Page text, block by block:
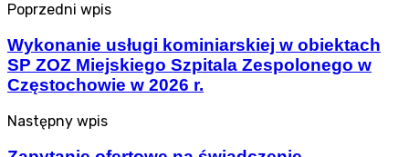
Poprzedni wpis
Wykonanie usługi kominiarskiej w obiektach
SP ZOZ Miejskiego Szpitala Zespolonego w
Częstochowie w 2026 r.
Następny wpis